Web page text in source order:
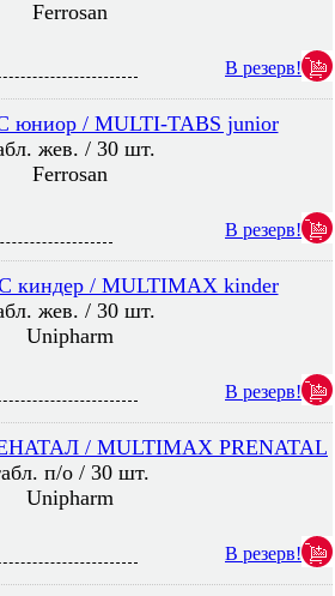
Ferrosan
В резерв!
/ MULTI-TABS junior
жев. / 30 шт.
Ferrosan
В резерв!
/ MULTIMAX kinder
жев. / 30 шт.
Unipharm
В резерв!
/ MULTIMAX PRENATAL
п/о / 30 шт.
Unipharm
В резерв!